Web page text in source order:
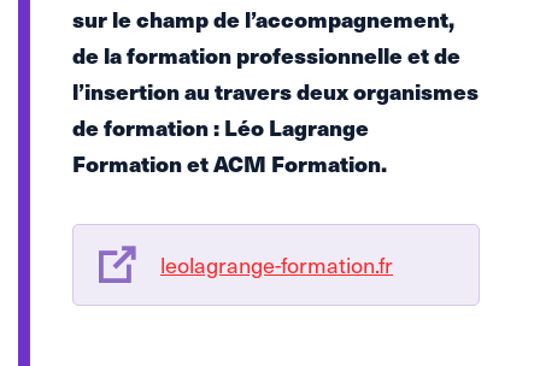
sur le champ de l’accompagnement,
de la formation professionnelle et de
l’insertion au travers deux organismes
de formation : Léo Lagrange
Formation et ACM Formation.
leolagrange-formation.fr